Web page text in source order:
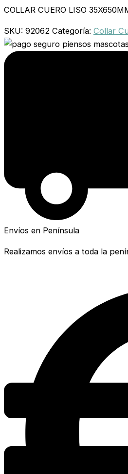
COLLAR CUERO LISO
SKU: 92062 Categoría: Collar
Envíos en Península
Realizamos envíos a toda la